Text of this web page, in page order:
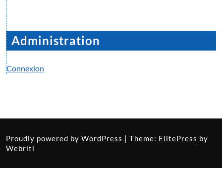
Administration
Connexion
Proudly powered by WordPress | Theme: ElitePress by
Webriti